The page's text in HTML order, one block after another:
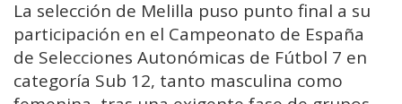
La selección de Melilla puso punto final a su
participación en el Campeonato de España
de Selecciones Autonómicas de Fútbol 7 en
categoría Sub 12, tanto masculina como